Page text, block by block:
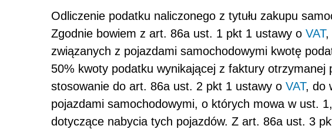
Odliczenie podatku naliczonego z tytułu zakupu
Zgodnie bowiem z art. 86a ust. 1 pkt 1 ustawy o VAT,
związanych z pojazdami samochodowymi kwotę
50% kwoty podatku wynikającej z faktury otrzymanej
stosowanie do art. 86a ust. 2 pkt 1 ustawy o VAT, do
pojazdami samochodowymi, o których mowa w ust.
dotyczące nabycia tych pojazdów. Z art. 86a ust. 3